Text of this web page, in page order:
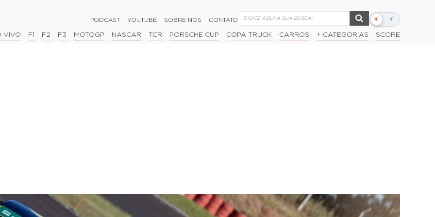
PODCAST YOUTUBE SOBRE NÓS CONTATO ☀ ☾
Alternar
escuro
VIVO F1 F2 F3 MOTOGP NASCAR TCR PORSCHE CUP COPA TRUCK CARROS + CATEGORIAS SCORE